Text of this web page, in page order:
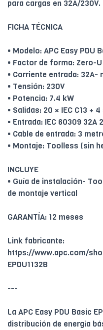
para cargas en 32A/230V.
FICHA TÉCNICA
• Modelo: APC Easy PDU
• Factor de forma: Zero-
• Corriente entrada: 32A-
• Tensión: 230V
• Potencia: 7.4 kW
• Salidas: 20 × IEC C13 + 4
• Entrada: IEC 60309 32A
• Cable de entrada: 3
• Montaje: Toolless (sin
INCLUYE
• Guía de instalación-
de montaje vertical
GARANTÍA: 12 meses
Link fabricante:
https://www.apc.com/
EPDU1132B
---
La APC Easy PDU Basic
distribución de energía